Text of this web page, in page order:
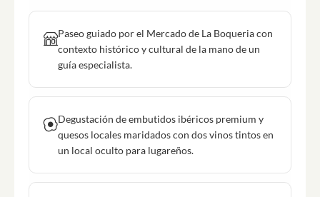
Paseo guiado por el Mercado de La Boqueria con
contexto histórico y cultural de la mano de un
guía especialista.
Degustación de embutidos ibéricos premium y
quesos locales maridados con dos vinos tintos en
un local oculto para lugareños.